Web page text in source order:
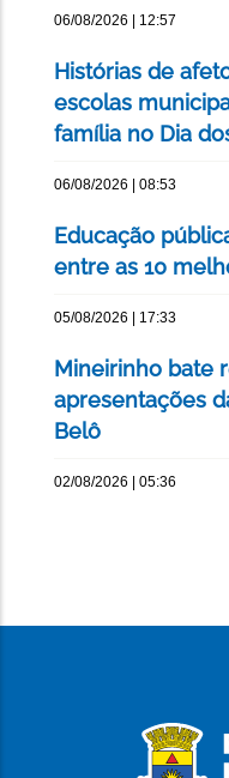
06/08/2026 | 12:57
Histórias de
escolas
família no Dia
06/08/2026 | 08:53
Educação
entre as 10
05/08/2026 | 17:33
Mineirinho bate
apresentações
Belô
02/08/2026 | 05:36